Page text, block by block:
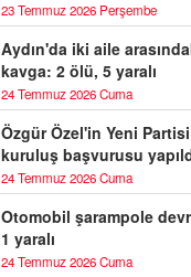
23 Temmuz 2026 Perşembe
Aydın'da iki aile
kavga: 2 ölü, 5 yaralı
24 Temmuz 2026 Cuma
Özgür Özel'in Yeni
kuruluş başvurusu
24 Temmuz 2026 Cuma
Otomobil şarampole
1 yaralı
24 Temmuz 2026 Cuma